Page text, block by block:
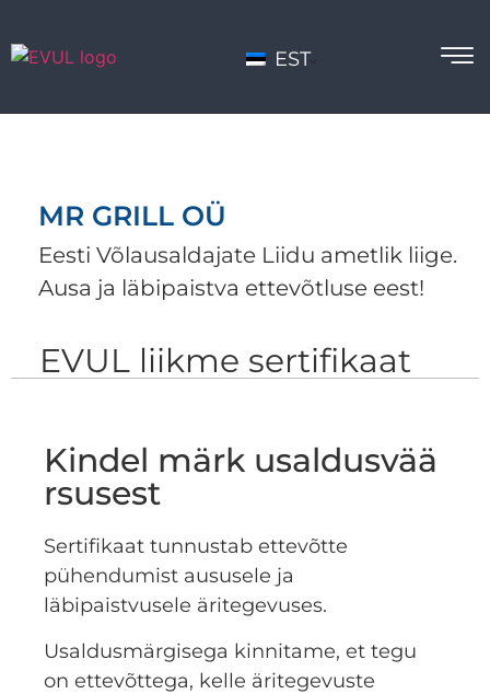
EST
MR GRILL OÜ
Eesti Võlausaldajate Liidu ametlik liige.
Ausa ja läbipaistva ettevõtluse eest!
EVUL liikme sertifikaat
Kindel märk usaldusvää
rsusest
Sertifikaat tunnustab ettevõtte
pühendumist aususele ja
läbipaistvusele äritegevuses.
Usaldusmärgisega kinnitame, et tegu
on ettevõttega, kelle äritegevuste